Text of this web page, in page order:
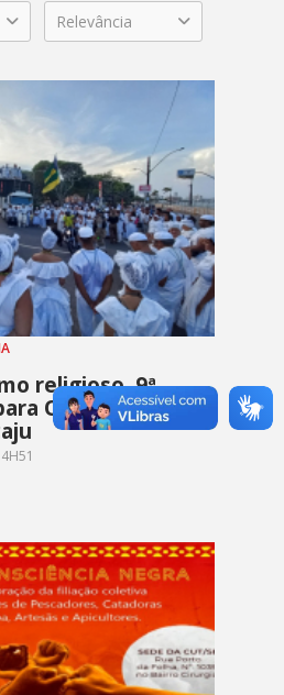
Relevância
religioso, 9ª
Oxalá toma